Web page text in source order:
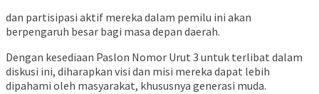
dan partisipasi aktif mereka dalam pemilu ini akan
berpengaruh besar bagi masa depan daerah.
Dengan kesediaan Paslon Nomor Urut 3 untuk terlibat dalam
diskusi ini, diharapkan visi dan misi mereka dapat lebih
dipahami oleh masyarakat, khususnya generasi muda.